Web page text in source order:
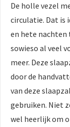
De holle vezel
circulatie. Dat is
en hete nachten
sowieso al veel
meer. Deze
door de
van deze
gebruiken. Niet
wel heerlijk om